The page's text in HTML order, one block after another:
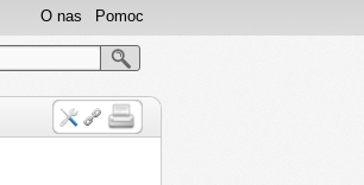
Pomoc
O nas